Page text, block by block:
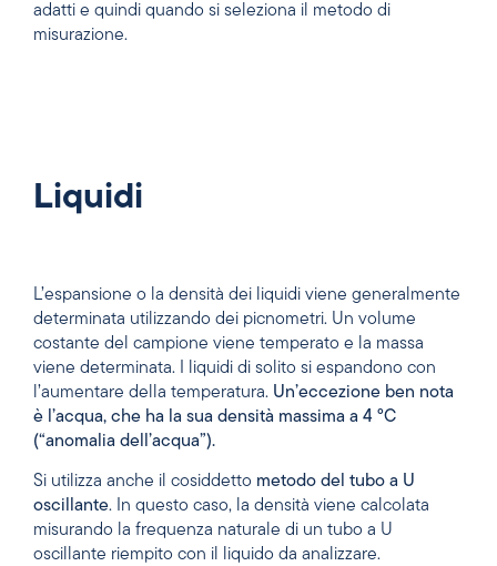
adatti e quindi quando si seleziona il metodo di
misurazione.
Liquidi
L’espansione o la densità dei liquidi viene generalmente
determinata utilizzando dei picnometri. Un volume
costante del campione viene temperato e la massa
viene determinata. I liquidi di solito si espandono con
l’aumentare della temperatura. Un’eccezione ben nota
è l’acqua, che ha la sua densità massima a 4 °C
(“anomalia dell’acqua”).
Si utilizza anche il cosiddetto metodo del tubo a U
oscillante. In questo caso, la densità viene calcolata
misurando la frequenza naturale di un tubo a U
oscillante riempito con il liquido da analizzare.